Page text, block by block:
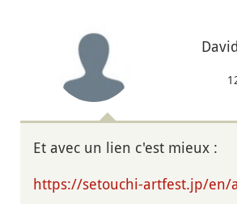
Et avec un lien c'est mieux :
https://setouchi-artfest.jp/en/